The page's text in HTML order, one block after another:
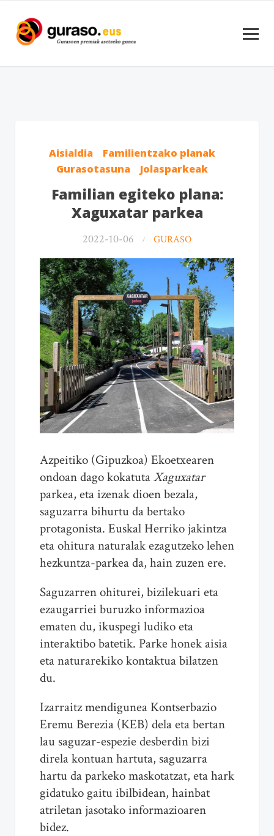
Aisialdia
Familientzako planak
Gurasotasuna
Jolasparkeak
Familian egiteko plana:
Xaguxatar parkea
2022-10-06 GURASO
Azpeitiko (Gipuzkoa) Ekoetxearen
ondoan dago kokatutaXaguxatar
parkea, eta izenak dioen bezala,
saguzarra bihurtu da bertako
protagonista. Euskal Herriko jakintza
eta ohitura naturalak ezagutzeko lehen
hezkuntza-parkea da, hain zuzen ere.
Saguzarren ohiturei, bizilekuari eta
ezaugarriei buruzko informazioa
ematen du, ikuspegi ludiko eta
interaktibo batetik. Parke honek aisia
eta naturarekiko kontaktua bilatzen
du.
Izarraitz mendigunea Kontserbazio
Eremu Berezia (KEB) dela eta bertan
lau saguzar-espezie desberdin bizi
direla kontuan hartuta, saguzarra
hartu da parkeko maskotatzat, eta hark
gidatuko gaitu ibilbidean, hainbat
atriletan jasotako informazioaren
bidez.